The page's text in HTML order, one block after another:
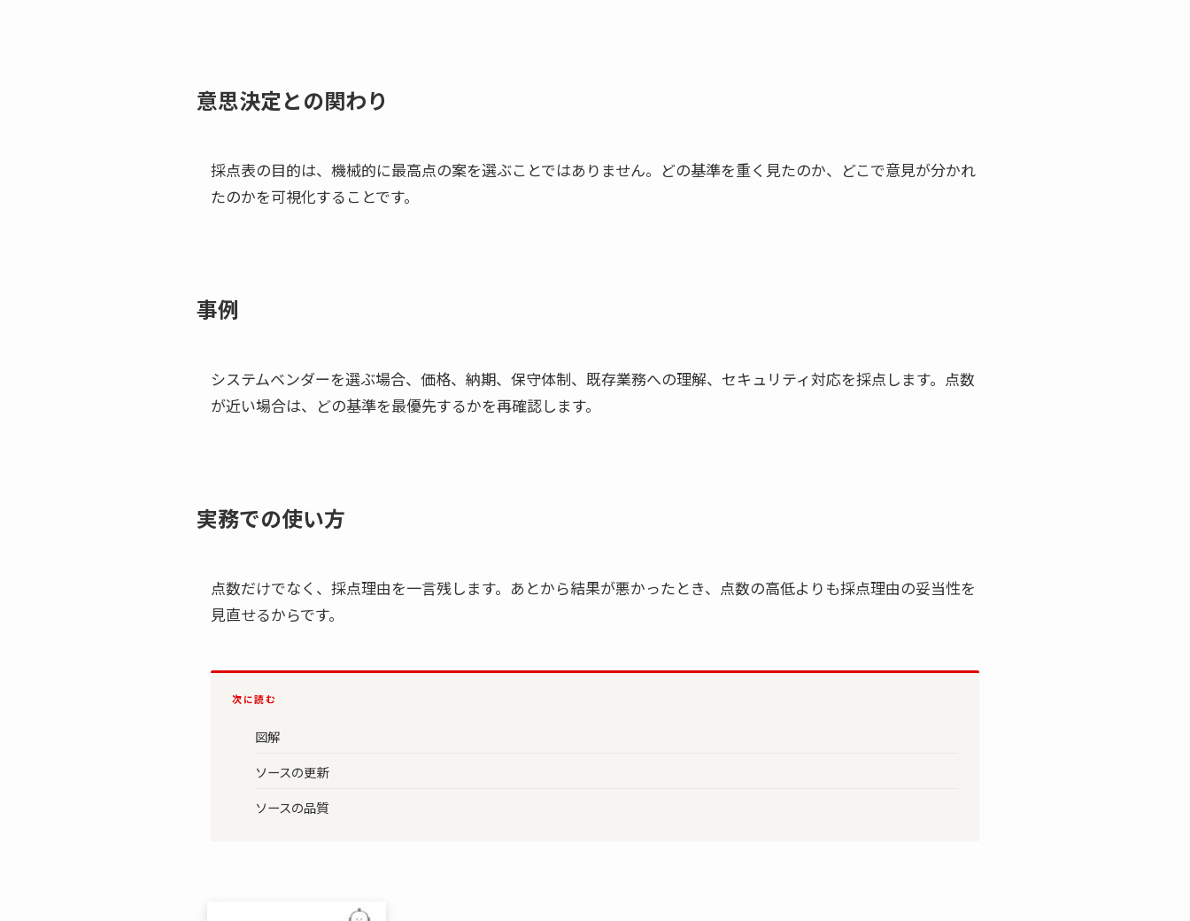
意思決定との関わり
採点表の目的は、機械的に最高点の案を選ぶことではありません。どの基準を重く見たのか、どこで意見が分かれ
たのかを可視化することです。
事例
システムベンダーを選ぶ場合、価格、納期、保守体制、既存業務への理解、セキュリティ対応を採点します。点数
が近い場合は、どの基準を最優先するかを再確認します。
実務での使い方
点数だけでなく、採点理由を一言残します。あとから結果が悪かったとき、点数の高低よりも採点理由の妥当性を
見直せるからです。
次に読む
図解
ソースの更新
ソースの品質